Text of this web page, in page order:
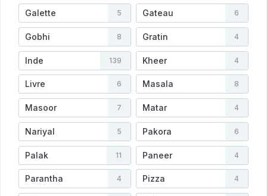
Galette 5 Gateau 6
Gobhi 8 Gratin 4
Inde 139 Kheer 4
Livre 6 Masala 8
Masoor 7 Matar 4
Nariyal 5 Pakora 6
Palak 11 Paneer 4
Parantha 4 Pizza 4